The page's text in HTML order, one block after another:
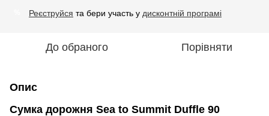
Реєструйся та бери участь у дисконтній програмі
До обраного Порівняти
Опис
Сумка дорожня Sea to Summit Duffle 90